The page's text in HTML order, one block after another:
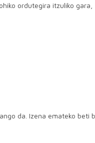
ordutegira itzuliko
da. Izena emateko beti